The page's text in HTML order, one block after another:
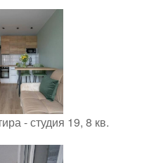
- студия 19, 8 кв.